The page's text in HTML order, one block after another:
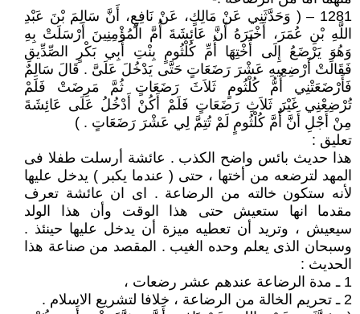
1281 – ( وَحَدَّثَنِي عَنْ مَالِكٍ، عَنْ نَافِعٍ، أَنَّ سَالِمَ بْنَ عَبْدِ
اللَّهِ بْنِ عُمَرَ، أَخْبَرَهُ أَنَّ عَائِشَةَ أُمَّ الْمُؤْمِنِينَ أَرْسَلَتْ بِهِ
وَهُوَ يَرْضَعُ إِلَى أُخْتِهَا أُمِّ كُلْثُومٍ بِنْتِ أَبِي بَكْرٍ الصِّدِّيقِ
فَقَالَتْ أَرْضِعِيهِ عَشْرَ رَضَعَاتٍ حَتَّى يَدْخُلَ عَلَىَّ ‏.‏ قَالَ سَالِمٌ
فَأَرْضَعَتْنِي أُمُّ كُلْثُومٍ ثَلاَثَ رَضَعَاتٍ ثُمَّ مَرِضَتْ فَلَمْ
تُرْضِعْنِي غَيْرَ ثَلاَثِ رَضَعَاتٍ فَلَمْ أَكُنْ أَدْخُلُ عَلَى عَائِشَةَ
مِنْ أَجْلِ أَنَّ أُمَّ كُلْثُومٍ لَمْ تُتِمَّ لِي عَشْرَ رَضَعَاتٍ ‏. )
تعليق :
هذا حديث بائس واضح الكذب . عائشة أرسلت طفلا فى
المهد لترضعه من أختها ، حتى ( عندما يكبر ) يدخل عليها
لأنه ستكون خالته من الرضاعة . اى ان عائشة تعرف
مقدما انها ستعيش حتى هذا الوقت وأن هذا الولد
سيعيش ، وتريد أن تعطيه ميزة أن يدخل عليها حينئذ .
وسبحان الذى يعلم وحده الغيب . المقصد من صناعة هذا
الحديث :
1 ـ مدة الرضاعة عندهم عشر رضعات ،
2 ـ تحريم الخالة من الرضاعة ، خلافا لتشريع الاسلام .